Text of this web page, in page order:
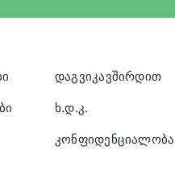
დაგვიკავშირდით
ხ.დ.კ.
კონფიდენციალობა